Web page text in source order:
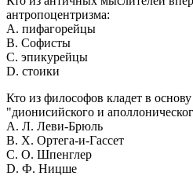
антропоцентризма:
A. пифагорейцы
B. Софисты
C. эпикурейцы
D. стоики
Кто из философов кладет в
"дионисийского и
A. Л. Леви-Брюль
B. Х. Ортега-и-Гассет
C. О. Шпенглер
D. Ф. Ницше